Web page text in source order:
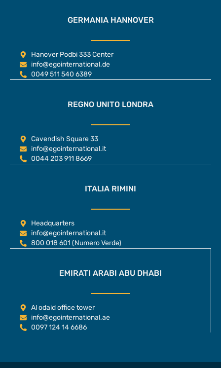
GERMANIA HANNOVER
Hanover Podbi 333 Center
info@egointernational.de
0049 511 540 6389
REGNO UNITO LONDRA
Cavendish Square 33
info@egointernational.it
0044 203 911 8669
ITALIA RIMINI
Headquarters
info@egointernational.it
800 018 601 (Numero Verde)
EMIRATI ARABI ABU DHABI
Al odaid office tower
info@egointernational.ae
0097 124 14 6686